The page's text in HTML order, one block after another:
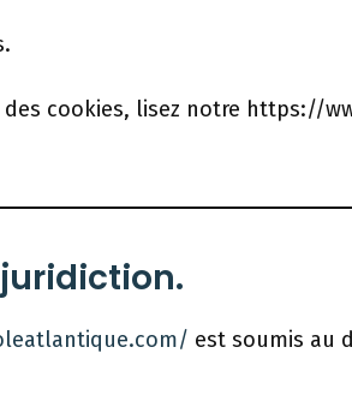
cookies, lisez notre https://
est soumis au